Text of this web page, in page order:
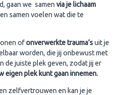
gaan we samen via je lichaam
en samen voelen wat die te
ofonverwerkte trauma’suit je
worden, die jij onbewust met
de juiste plek geven, zodat jij er
eigen plek kunt gaan innemen.
zelfvertrouwen en kan je je